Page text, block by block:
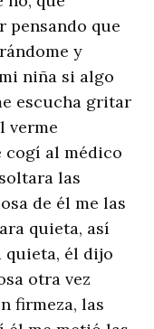
pensando que
y
niña si algo
escucha gritar
verme
cogí al médico
las
de él me las
quieta, así
quieta, él dijo
otra vez
firmeza, las